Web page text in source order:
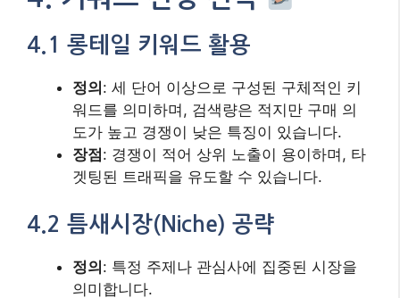
4.1 롱테일 키워드 활용
정의 : 세 단어 이상으로 구성된 구체적인 키
워드를 의미하며, 검색량은 적지만 구매 의
도가 높고 경쟁이 낮은 특징이 있습니다.
장점 : 경쟁이 적어 상위 노출이 용이하며, 타
겟팅된 트래픽을 유도할 수 있습니다.
4.2 틈새시장(Niche) 공략
정의: 특정 주제나 관심사에 집중된 시장을
의미합니다.